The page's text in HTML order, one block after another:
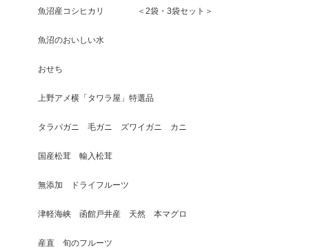
魚沼産コシヒカリ ＜2袋・3袋セット＞
魚沼のおいしい水
おせち
上野アメ横「タワラ屋」特選品
タラバガニ 毛ガニ ズワイガニ カニ
国産松茸 輸入松茸
無添加 ドライフルーツ
津軽海峡 函館戸井産 天然 本マグロ
産直 旬のフルーツ